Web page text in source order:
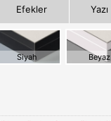
Efekler Yazı
Siyah Beyaz